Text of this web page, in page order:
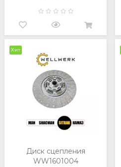
Хит
Диск сцепления
WW1601004